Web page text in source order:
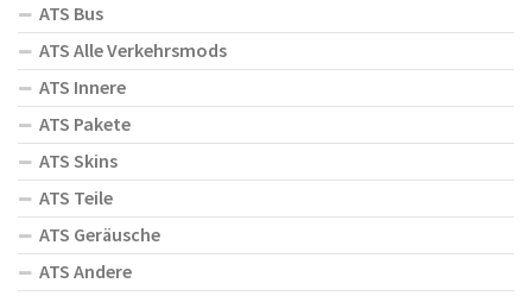
ATS Bus
ATS Alle Verkehrsmods
ATS Innere
ATS Pakete
ATS Skins
ATS Teile
ATS Geräusche
ATS Andere